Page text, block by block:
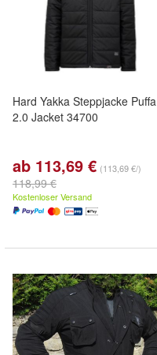
Hard Yakka Steppjacke Puffa
2.0 Jacket 34700
ab 113,69 € (113,69 €/)
118,99 €
Kostenloser Versand